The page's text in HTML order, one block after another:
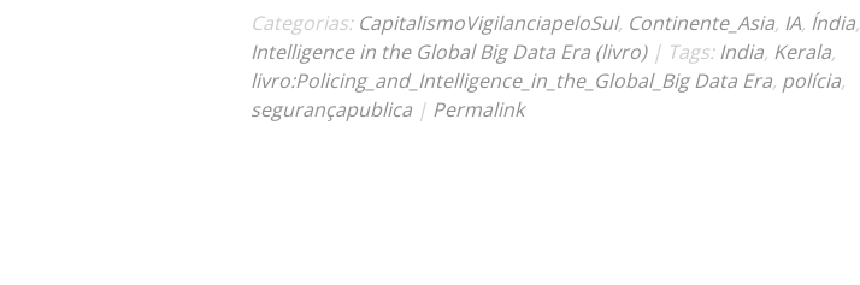
Categorias: CapitalismoVigilanciapeloSul, Continente_Asia, IA, Índia,
Intelligence in the Global Big Data Era (livro) | Tags:India, Kerala,
livro:Policing_and_Intelligence_in_the_Global_Big Data Era, polícia,
segurançapublica | Permalink